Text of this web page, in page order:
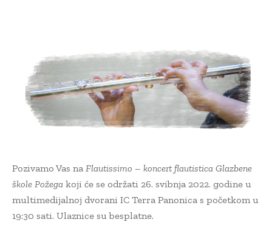
Pozivamo Vas na Flautissimo – koncert flautistica Glazbene
škole Požega koji će se održati 26. svibnja 2022. godine u
multimedijalnoj dvorani IC Terra Panonica s početkom u
19:30 sati. Ulaznice su besplatne.